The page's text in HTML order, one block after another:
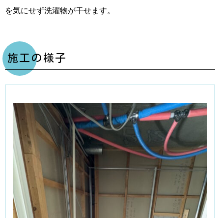
を気にせず洗濯物が干せます。
施工の様子